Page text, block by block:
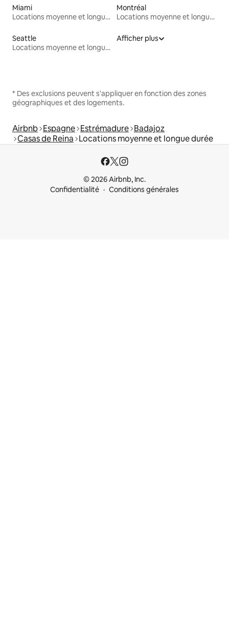
Miami
Locations moyenne et longue durée
Montréal
Locations moyenne et longue durée
Seattle
Locations moyenne et longue durée
Afficher plus
* Des exclusions peuvent s'appliquer en fonction des zones
géographiques et des logements.
Airbnb Espagne Estrémadure Badajoz
Casas de Reina Locations moyenne et longue durée
© 2026 Airbnb, Inc.
Confidentialité
Conditions générales